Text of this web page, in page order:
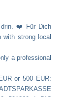
❤️ Für Dich
with strong local
a professional
or 500 EUR: